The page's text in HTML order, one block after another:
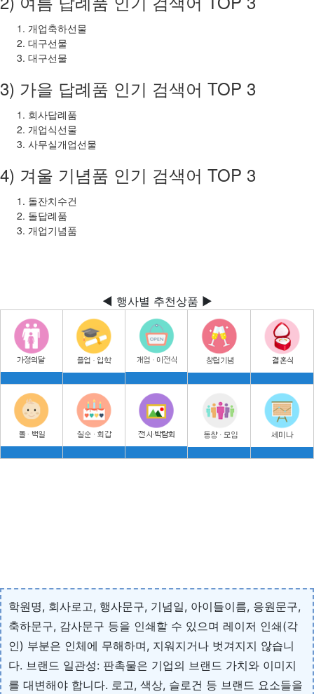
개업축하선물
대구선물
대구선물
3) 가을 답례품 인기 검색어 TOP 3
회사답례품
개업식선물
사무실개업선물
4) 겨울 기념품 인기 검색어 TOP 3
돌잔치수건
돌답례품
개업기념품
◀ 행사별 추천상품 ▶
학원명, 회사로고, 행사문구, 기념일, 아이들이름, 응원문구,
축하문구, 감사문구 등을 인쇄할 수 있으며 레이저 인쇄(각
인) 부분은 인체에 무해하며, 지워지거나 벗겨지지 않습니
다. 브랜드 일관성: 판촉물은 기업의 브랜드 가치와 이미지
를 대변해야 합니다. 로고, 색상, 슬로건 등 브랜드 요소들을